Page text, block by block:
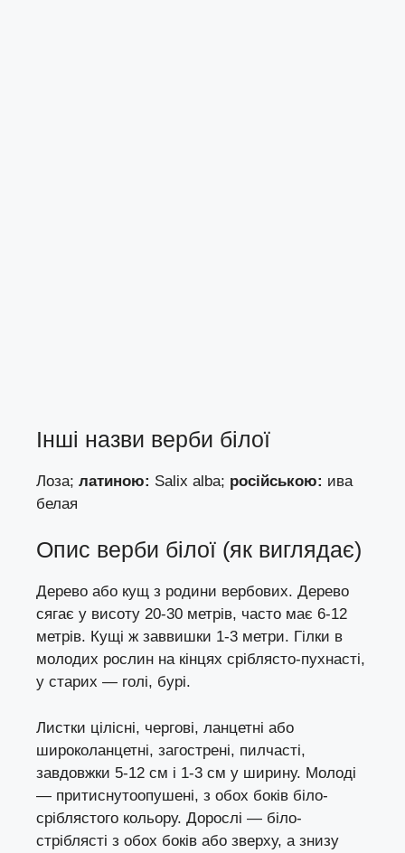
Інші назви верби білої
Лоза; латиною: Salix alba; російською: ива
белая
Опис верби білої (як виглядає)
Дерево або кущ з родини вербових. Дерево
сягає у висоту 20-30 метрів, часто має 6-12
метрів. Кущі ж заввишки 1-3 метри. Гілки в
молодих рослин на кінцях сріблясто-пухнасті,
у старих — голі, бурі.
Листки цілісні, чергові, ланцетні або
широколанцетні, загострені, пилчасті,
завдовжки 5-12 см і 1-3 см у ширину. Молоді
— притиснутоопушені, з обох боків біло-
сріблястого кольору. Дорослі — біло-
стріблясті з обох боків або зверху, а знизу